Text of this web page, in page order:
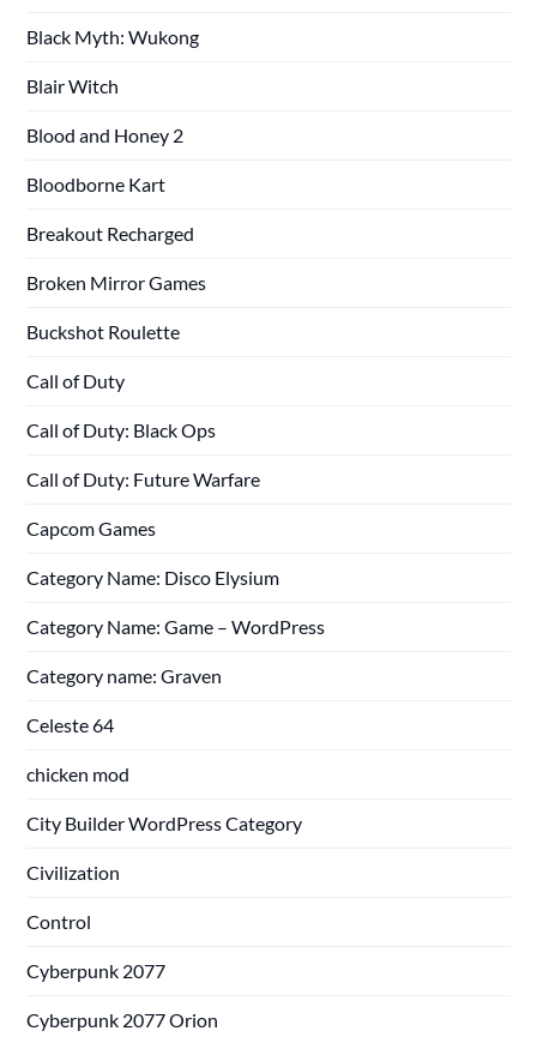
Black Myth: Wukong
Blair Witch
Blood and Honey 2
Bloodborne Kart
Breakout Recharged
Broken Mirror Games
Buckshot Roulette
Call of Duty
Call of Duty: Black Ops
Call of Duty: Future Warfare
Capcom Games
Category Name: Disco Elysium
Category Name: Game – WordPress
Category name: Graven
Celeste 64
chicken mod
City Builder WordPress Category
Civilization
Control
Cyberpunk 2077
Cyberpunk 2077 Orion